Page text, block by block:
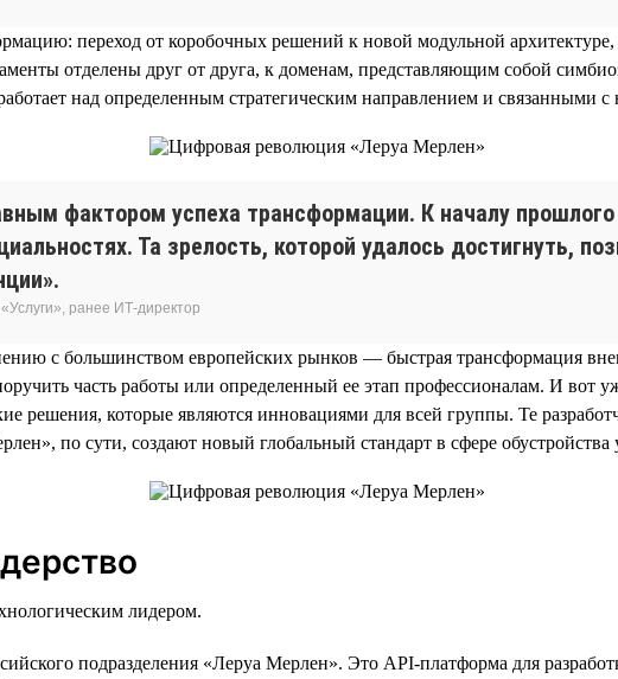
переход от коробочных решений к новой модульной
отделены друг от друга, к доменам, представляющим собой
над определенным стратегическим направлением и
фактором успеха трансформации. К началу
Та зрелость, которой удалось достигнуть,
ранее ИТ-директор
с большинством европейских рынков — быстрая трансформация
часть работы или определенный ее этап профессионалам. И
решения, которые являются инновациями для всей группы. Те
по сути, создают новый глобальный стандарт в сфере
лидером.
подразделения «Леруа Мерлен». Это API-платформа для